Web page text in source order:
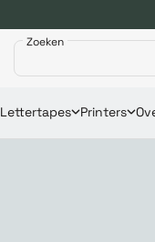
Zoeken
Lettertapes Printers